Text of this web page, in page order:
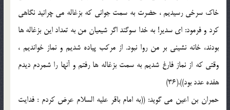
خاك سرخى رسيديم ، حضرت به سمت جوانى كه بزغاله مى چرانيد نگاهى
كرد و فرمود: اى سدير! به خدا سوگند اگر شيعيان من به تعداد اين بزغاله ها
بودند، خانه نشينى بر من روا نبود. از مركب پياده شديم و نماز خوانديم ،
وقتى كه از نماز فارغ شديم به سمت بزغاله ها رفتم و آنها را شمردم ديدم
هفده عدد بود)).(36)
حمران بن اعين مى گويد: ((به امام باقر عليه السلام عرض كردم : فدايت